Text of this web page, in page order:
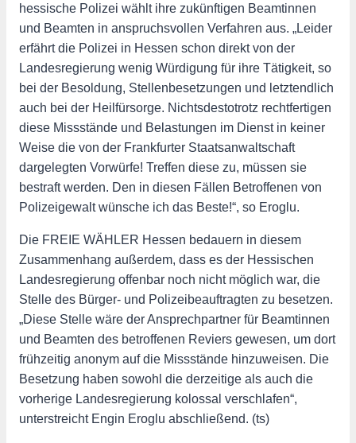
hessische Polizei wählt ihre zukünftigen Beamtinnen
und Beamten in anspruchsvollen Verfahren aus. „Leider
erfährt die Polizei in Hessen schon direkt von der
Landesregierung wenig Würdigung für ihre Tätigkeit, so
bei der Besoldung, Stellenbesetzungen und letztendlich
auch bei der Heilfürsorge. Nichtsdestotrotz rechtfertigen
diese Missstände und Belastungen im Dienst in keiner
Weise die von der Frankfurter Staatsanwaltschaft
dargelegten Vorwürfe! Treffen diese zu, müssen sie
bestraft werden. Den in diesen Fällen Betroffenen von
Polizeigewalt wünsche ich das Beste!“, so Eroglu.
Die FREIE WÄHLER Hessen bedauern in diesem
Zusammenhang außerdem, dass es der Hessischen
Landesregierung offenbar noch nicht möglich war, die
Stelle des Bürger- und Polizeibeauftragten zu besetzen.
„Diese Stelle wäre der Ansprechpartner für Beamtinnen
und Beamten des betroffenen Reviers gewesen, um dort
frühzeitig anonym auf die Missstände hinzuweisen. Die
Besetzung haben sowohl die derzeitige als auch die
vorherige Landesregierung kolossal verschlafen“,
unterstreicht Engin Eroglu abschließend. (ts)